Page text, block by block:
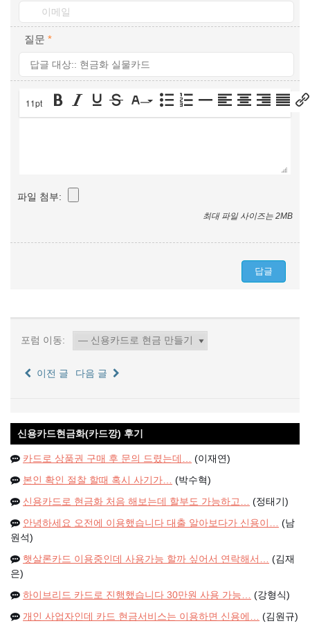
질문 *
11pt
파일 첨부:
최대 파일 사이즈는 2MB
포럼 이동:
이전 글 다음 글
신용카드현금화(카드깡) 후기
카드로 상품권 구매 후 문의 드렸는데… (이재연)
본인 확인 절찰 할때 혹시 사기가… (박수혁)
신용카드로 현금화 처음 해보는데 할부도 가능하고… (정태기)
안녕하세요 오전에 이용했습니다 대출 알아보다가 신용이… (남
원석)
햇살론카드 이용중인데 사용가능 할까 싶어서 연락해서… (김재
은)
하이브리드 카드로 진행했습니다 30만원 사용 가능… (강형식)
개인 사업자인데 카드 현금서비스는 이용하면 신용에… (김원규)